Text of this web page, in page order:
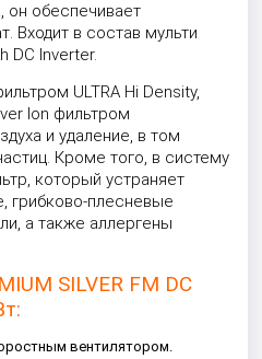
он обеспечивает
Входит в состав мульти
DC Inverter.
ULTRA Hi Density,
Ion фильтром
и удаление, в том
Кроме того, в систему
который устраняет
грибково-плесневые
а также аллергены
SILVER FM DC
вентилятором.